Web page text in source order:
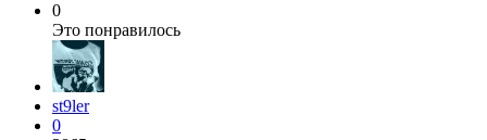
0
Это понравилось
st9ler
0